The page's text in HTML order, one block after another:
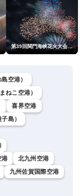
第39回関門海峡花火大会(門司側)
空港）
ねこ空港）
喜界空港
島）
港
北九州空港
九州佐賀国際空港